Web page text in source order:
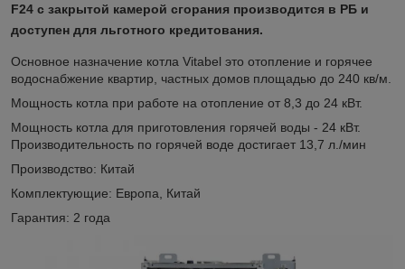
F24 с закрытой камерой сгорания производится в РБ и
доступен для льготного кредитования.
Основное назначение котла Vitabel это отопление и горячее
водоснабжение квартир, частных домов площадью до 240 кв/м.
Мощность котла при работе на отопление от 8,3 до 24 кВт.
Мощность котла для приготовления горячей воды - 24 кВт.
Производительность по горячей воде достигает 13,7 л./мин
Производство: Китай
Комплектующие: Европа, Китай
Гарантия: 2 года